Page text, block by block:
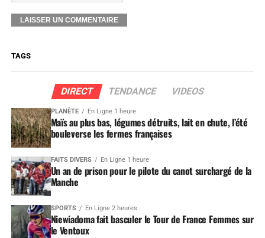
TAGS
DIRECT TENDANCE VIDEOS
PLANÈTE En Ligne 1 heure
Maïs au plus bas, légumes détruits, lait en chute, l’été
bouleverse les fermes françaises
FAITS DIVERS En Ligne 1 heure
Un an de prison pour le pilote du canot surchargé de la
Manche
SPORTS En Ligne 2 heures
Niewiadoma fait basculer le Tour de France Femmes sur
le Ventoux